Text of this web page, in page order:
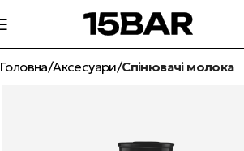
Головна Аксесуари Спінювачі молока